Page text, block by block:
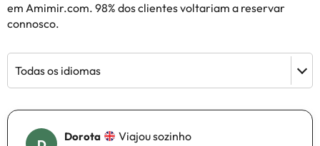
em Amimir.com. 98% dos clientes voltariam a reservar
connosco.